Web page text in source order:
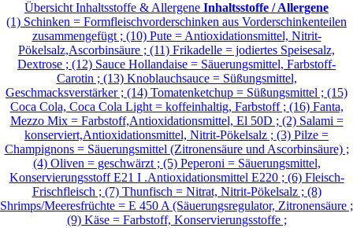
Übersicht Inhaltsstoffe & Allergene Inhaltsstoffe / Allergene
(1) Schinken = Formfleischvorderschinken aus Vorderschinkenteilen
zusammengefügt ; (10) Pute = Antioxidationsmittel, Nitrit-
Pökelsalz,Ascorbinsäure ; (11) Frikadelle = jodiertes Speisesalz,
Dextrose ; (12) Sauce Hollandaise = Säuerungsmittel, Farbstoff-
Carotin ; (13) Knoblauchsauce = Süßungsmittel,
Geschmacksverstärker ; (14) Tomatenketchup = Süßungsmittel ; (15)
Coca Cola, Coca Cola Light = koffeinhaltig, Farbstoff ; (16) Fanta,
Mezzo Mix = Farbstoff,Antioxidationsmittel, El 50D ; (2) Salami =
konserviert,Antioxidationsmittel, Nitrit-Pökelsalz ; (3) Pilze =
Champignons = Säuerungsmittel (Zitronensäure und Ascorbinsäure) ;
(4) Oliven = geschwärzt ; (5) Peperoni = Säuerungsmittel,
Konservierungsstoff E21 I .Antioxidationsmittel E220 ; (6) Fleisch-
Frischfleisch ; (7) Thunfisch = Nitrat, Nitrit-Pökelsalz ; (8)
Shrimps/Meeresfrüchte = E 450 A (Säuerungsregulator, Zitronensäure ;
(9) Käse = Farbstoff, Konservierungsstoffe ;